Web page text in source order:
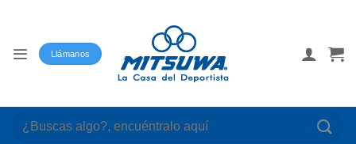
Llámanos
Buscar
por: